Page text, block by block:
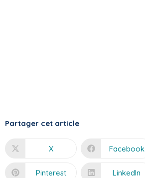
Partager cet article
X Facebook
Pinterest LinkedIn